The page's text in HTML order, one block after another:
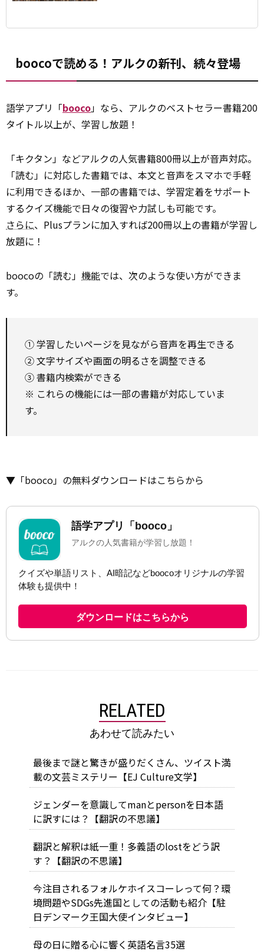
boocoで読める！アルクの新刊、続々登場
語学アプリ「booco」なら、アルクのベストセラー書籍200
タイトル以上が、学習し放題！
「キクタン」などアルクの人気書籍800冊以上が音声対応。
「読む」に対応した書籍では、本文と音声をスマホで手軽
に利用できるほか、一部の書籍では、学習定着をサポート
するクイズ機能で日々の復習や力試しも可能です。
さらに、Plusプランに加入すれば200冊以上の書籍が学習し
放題に！
boocoの「読む」 機能では、次のような使い方ができま
す。
① 学習したいページを見ながら音声を再生できる
② 文字サイズや画面の明るさを調整できる
③ 書籍内検索ができる
※ これらの機能には一部の書籍が対応していま
す。
▼「booco」の無料ダウンロードはこちらから
RELATED
あわせて読みたい
最後まで謎と驚きが盛りだくさん、ツイスト満
載の文芸ミステリー【EJ Culture文学】
ジェンダーを意識してmanとpersonを日本語
に訳すには？【翻訳の不思議】
翻訳と解釈は紙一重！多義語のlostをどう訳
す？【翻訳の不思議】
今注目されるフォルケホイスコーレって何？環
境問題やSDGs先進国としての活動も紹介【駐
日デンマーク王国大使インタビュー】
母の日に贈る心に響く英語名言35選